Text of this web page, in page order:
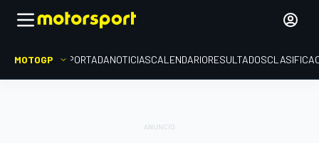
MOTOGP PORTADANOTICIASCALENDARIORESULTADOS